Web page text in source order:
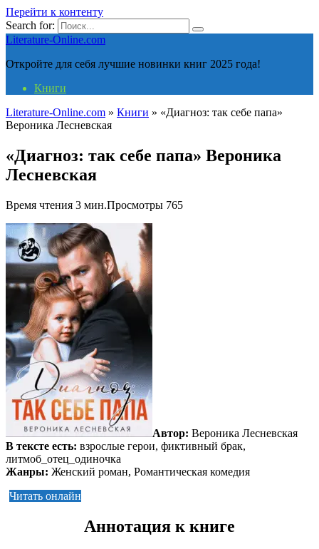
Перейти к контенту
Search for:
Literature-Online.com
Откройте для себя лучшие новинки книг 2025 года!
Книги
Literature-Online.com » Книги » «Диагноз: так себе папа»
Вероника Лесневская
«Диагноз: так себе папа» Вероника
Лесневская
Время чтения 3 мин.Просмотры 765
Автор: Вероника Лесневская
В тексте есть: взрослые герои, фиктивный брак,
литмоб_отец_одиночка
Жанры: Женский роман, Романтическая комедия
Читать онлайн
Аннотация к книге